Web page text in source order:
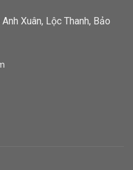
Xuân, Lộc Thanh, Bảo